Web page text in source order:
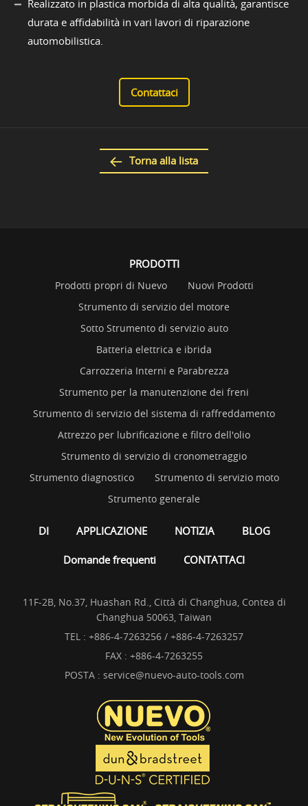
Realizzato in plastica morbida di alta qualità, garantisce
durata e affidabilità in vari lavori di riparazione
automobilistica.
Contattaci
Torna alla lista
PRODOTTI
Prodotti propri di Nuevo
Nuovi Prodotti
Strumento di servizio del motore
Sotto Strumento di servizio auto
Batteria elettrica e ibrida
Carrozzeria Interni e Parabrezza
Strumento per la manutenzione dei freni
Strumento di servizio del sistema di raffreddamento
Attrezzo per lubrificazione e filtro dell'olio
Strumento di servizio di cronometraggio
Strumento diagnostico
Strumento di servizio moto
Strumento generale
DI APPLICAZIONE NOTIZIA BLOG
Domande frequenti CONTATTACI
11F-2B, No.37, Huashan Rd., Città di Changhua, Contea di
Changhua 50063, Taiwan
TEL : +886-4-7263256 / +886-4-7263257
FAX : +886-4-7263255
POSTA : service@nuevo-auto-tools.com